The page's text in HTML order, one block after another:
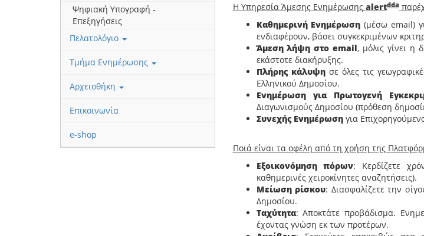
Ψηφιακή Υπογραφή -
Επεξηγήσεις
Πελατολόγιο
Τμήμα Ενημέρωσης
Αρχειοθήκη
Επικοινωνία
e-shop
H Υπηρεσία Άμεσης Ενημέρωσης alertdda
Καθημερινή Ενημέρωση (μέσω email)
ενδιαφέρουν, βάσει συγκεκριμένων
Άμεση λήψη στο email, μόλις γίνει η
εκάστοτε διακήρυξης.
Πλήρης κάλυψησε όλες τις
Ελληνικού Δημοσίου.
Ενημέρωση για Πρωτογενή
Διαγωνισμούς Δημοσίου (πρόθεση
Συνεχής Ενημέρωσηγια
Ποιά είναι τα οφέλη από τη χρήση της
Εξοικονόμηση πόρων: Κερδίζετε
καθημερινές χειροκίνητες αναζητήσεις).
Μείωση ρίσκου: Διασφαλίζετε την
Δημοσίου.
Ταχύτητα: Αποκτάτε προβάδισμα.
έχοντας γνώση εκ των προτέρων.